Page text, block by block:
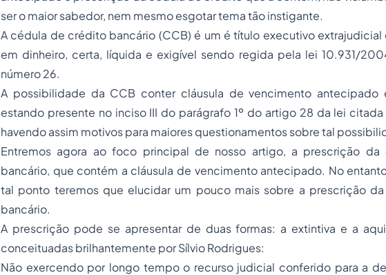
ser o maior sabedor, nem mesmo esgotar tema tão instigante.
A cédula de crédito bancário (CCB) é um é título executivo extrajudicial
em dinheiro, certa, líquida e exigível sendo regida pela lei 10.931/
número 26.
A possibilidade da CCB conter cláusula de vencimento antecipado
estando presente no inciso III do parágrafo 1º do artigo 28 da lei
havendo assim motivos para maiores questionamentos sobre tal
Entremos agora ao foco principal de nosso artigo, a prescrição
bancário, que contém a cláusula de vencimento antecipado. No
tal ponto teremos que elucidar um pouco mais sobre a prescrição
bancário.
A prescrição pode se apresentar de duas formas: a extintiva e a
conceituadas brilhantemente por Sílvio Rodrigues:
Não exercendo por longo tempo o recurso judicial conferido para a